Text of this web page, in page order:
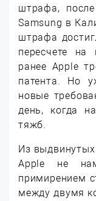
штрафа,
Samsung в
штрафа
пересчете
ранее Apple
патента. Но
новые
день, когда
тяжб.
Из
Apple не
примирением
между двумя